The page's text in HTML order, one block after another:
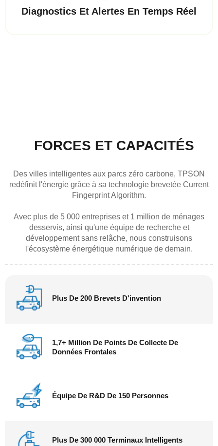
Diagnostics Et Alertes En Temps Réel
FORCES ET CAPACITÉS
Des villes intelligentes aux parcs zéro carbone, TPSON
redéfinit l'énergie grâce à sa technologie brevetée Current
Fingerprint Algorithm.
Avec plus de 5 000 entreprises et 1 million de ménages
desservis, ainsi qu'une équipe de recherche et
développement sans relâche, nous construisons
l'écosystème énergétique numérique de demain.
Plus De 200 Brevets D'invention
1,7+ Million De Points De Collecte De
Données Frontales
Équipe De R&D De 150 Personnes
Plus De 300 000 Terminaux Intelligents